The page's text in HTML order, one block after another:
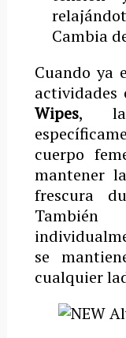
Cambia
Cuando ya
Wipes,
cuerpo
mantener
frescura
se
cualquier